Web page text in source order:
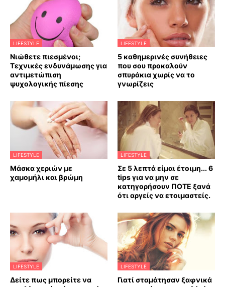
LIFESTYLE
Νιώθετε πιεσμένοι;
Τεχνικές ενδυνάμωσης για
αντιμετώπιση
ψυχολογικής πίεσης
LIFESTYLE
5 καθημερινές συνήθειες
που σου προκαλούν
σπυράκια χωρίς να το
γνωρίζεις
LIFESTYLE
Mάσκα χεριών με
χαμομήλι και βρώμη
LIFESTYLE
Σε 5 λεπτά είμαι έτοιμη... 6
tips για να μην σε
κατηγορήσουν ΠΟΤΕ ξανά
ότι αργείς να ετοιμαστείς.
LIFESTYLE
Δείτε πως μπορείτε να
LIFESTYLE
Γιατί σταμάτησαν ξαφνικά